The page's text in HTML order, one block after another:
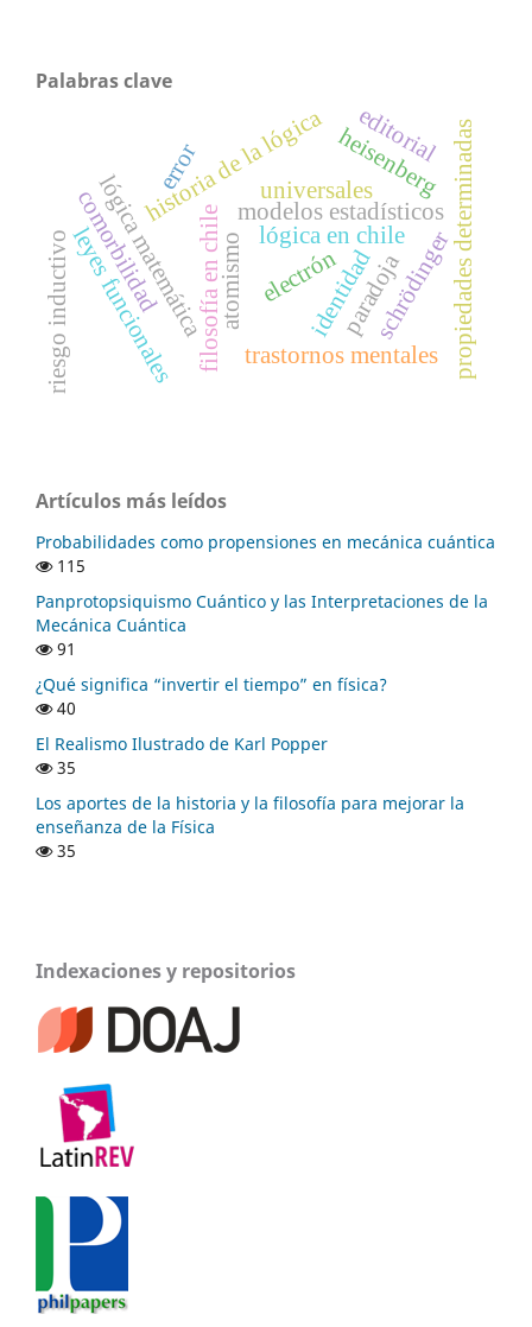
Palabras clave
filosofía en chile lógica en chile
identidad
lógica matemática
historia de la lógica
modelos estadísticos
error
trastornos mentales
comorbilidad universales
leyes funcionales propiedades determinadas
electrón
atomismo
heisenberg
schrödinger
editorial
riesgo inductivo paradoja
Artículos más leídos
Probabilidades como propensiones en mecánica cuántica
115
Panprotopsiquismo Cuántico y las Interpretaciones de la
Mecánica Cuántica
91
¿Qué significa “invertir el tiempo” en física?
40
El Realismo Ilustrado de Karl Popper
35
Los aportes de la historia y la filosofía para mejorar la
enseñanza de la Física
35
Indexaciones y repositorios